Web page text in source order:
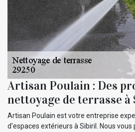
Artisan Poulain : Des
nettoyage de terrasse
Artisan Poulain est votre entreprise
d'espaces extérieurs à Sibiril. Nous vous